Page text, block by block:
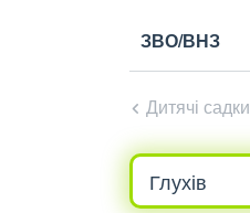
ЗВО/ВНЗ
Дитячі садки